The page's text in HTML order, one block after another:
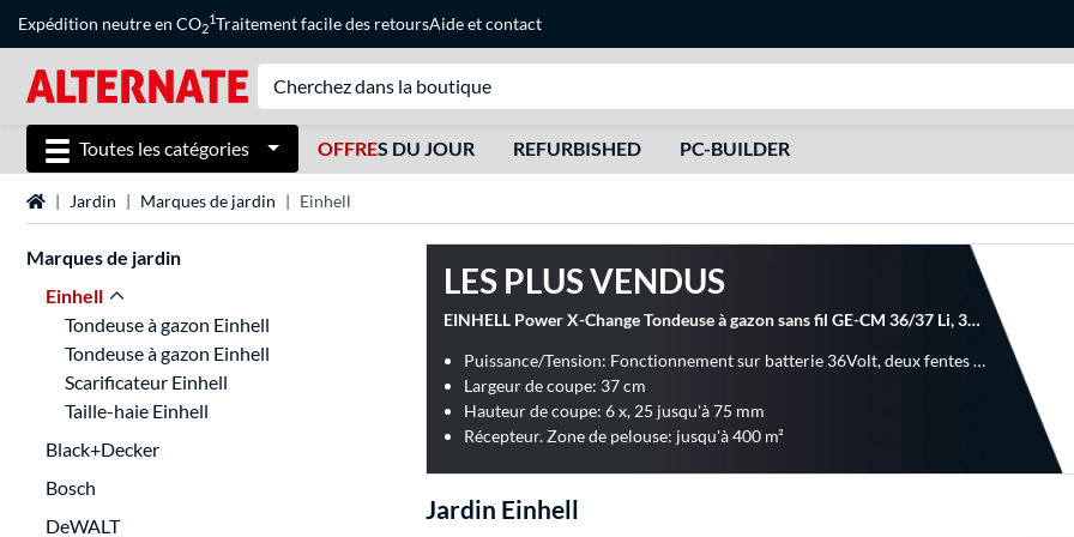
Expédition neutre en CO2
1Traitement facile des retoursAideetcontact
Toutes les catégories OFFRES DU JOUR REFURBISHED PC-BUILDER
Page d'accueil
Jardin Marques de jardin Einhell
Marques de jardin
Einhell
Tondeuse à gazon Einhell
Tondeuse à gazon Einhell
Scarificateur Einhell
Taille-haie Einhell
Black+Decker
Bosch
DeWALT
LES PLUS VENDUS
EINHELL Power X-Change Tondeuse à gazon sans fil GE-CM 36/37 Li, 36 volts (2x18V)
Puissance/Tension: Fonctionnement sur batterie 36Volt, deux fentes de batterie 18V
Largeur de coupe: 37 cm
Hauteur de coupe: 6 x, 25 jusqu'à 75 mm
Récepteur. Zone de pelouse: jusqu'à 400 m²
Jardin Einhell